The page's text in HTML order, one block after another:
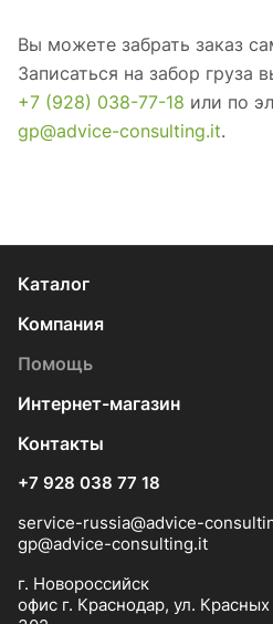
Вы можете забрать заказ
Записаться на забор груза
+7 (928) 038-77-18 или по
gp@advice-consulting.it.
Каталог
Компания
Помощь
Интернет-магазин
Контакты
+7 928 038 77 18
service-russia@advice-
gp@advice-consulting.it
г. Новороссийск
офис г. Краснодар, ул.